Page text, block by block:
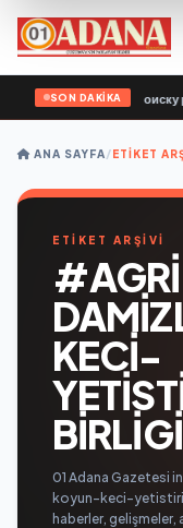
SON DAKİKA
ЦБСТ и сервис по поиску
ANA SAYFA/ETIKET
ETİKET ARŞİVİ
KECI-
BIRLIGI
01 Adana
koyun-keci-
haberler,